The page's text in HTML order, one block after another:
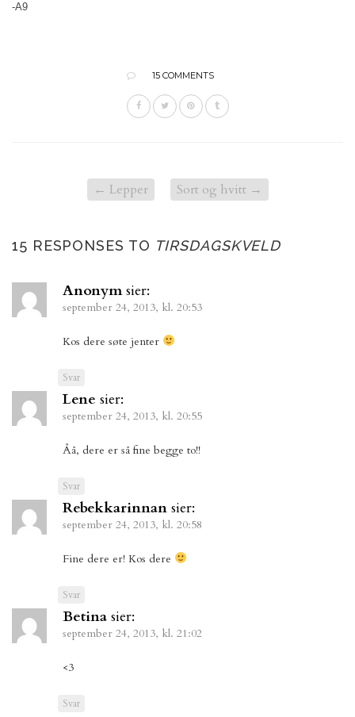
-A9
15 COMMENTS
← Lepper Sort og hvitt →
15 RESPONSES TO TIRSDAGSKVELD
Anonym sier:
september 24, 2013, kl. 20:53
Kos dere søte jenter
Svar
Lene sier:
september 24, 2013, kl. 20:55
Åå, dere er så fine begge to!!
Svar
Rebekkarinnan sier:
september 24, 2013, kl. 20:58
Fine dere er! Kos dere
Svar
Betina sier:
september 24, 2013, kl. 21:02
<3
Svar